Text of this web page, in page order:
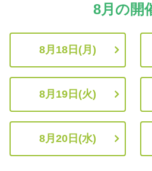
8月の開
8月18日(月)
8月19日(火)
8月20日(水)